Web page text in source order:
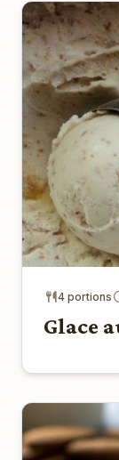
4 portions
Glace